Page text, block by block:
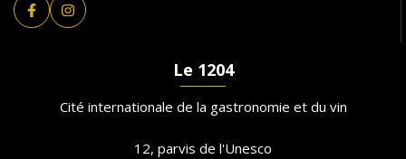
Lien vers le compte Facebook
Lien vers le compte Instagram
Le 1204
Cité internationale de la gastronomie et du vin
12, parvis de l'Unesco